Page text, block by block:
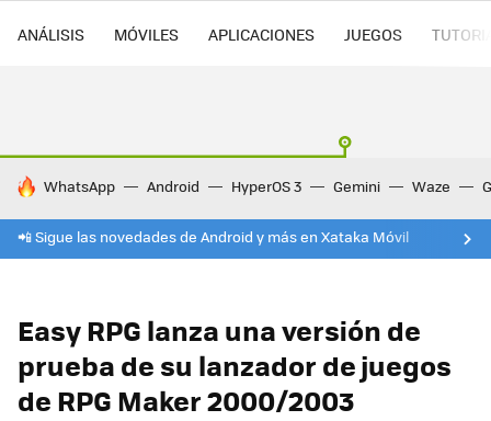
ANÁLISIS MÓVILES APLICACIONES JUEGOS
HOY SE HABLA DE
WhatsApp Android HyperOS 3 Gemini Waze
📲 Sigue las novedades de Android y más en Xataka Móvil
Easy RPG lanza una versión de
prueba de su lanzador de juegos
de RPG Maker 2000/2003